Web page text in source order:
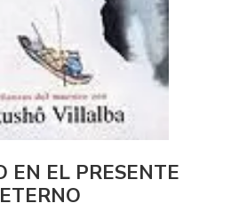
EN EL PRESENTE
ETERNO